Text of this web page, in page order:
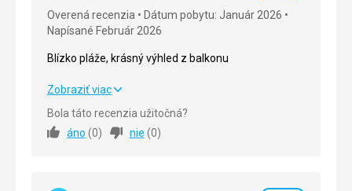
Overená recenzia
Dátum pobytu: Január 2026
Napísané Február 2026
Blízko pláže, krásný výhled z balkonu
Blízko pláže, krásný výhled z balkonu
Strava
Zobraziť viac
Bola táto recenzia užitočná?
áno (0) nie (0)